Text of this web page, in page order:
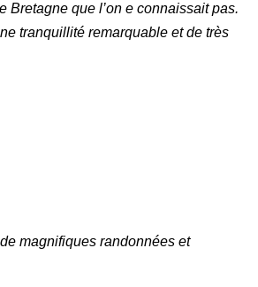
que l’on e connaissait pas.
tranquillité remarquable et de très
magnifiques randonnées et